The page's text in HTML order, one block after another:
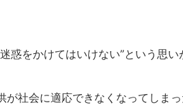
迷惑をかけてはいけない”という思
が社会に適応できなくなってしま